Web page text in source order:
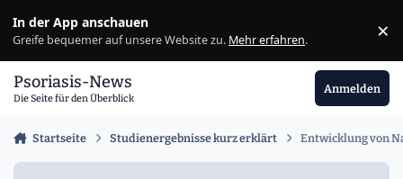
In der App anschauen
Greife bequemer auf unsere Website zu. Mehr erfahren. ×
Psoriasis-News
Die Seite für den Überblick
Anmelden
Startseite Studienergebnisse kurz erklärt Entwicklung von